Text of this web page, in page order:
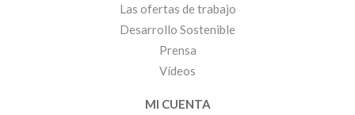
Las ofertas de trabajo
Desarrollo Sostenible
Prensa
Vídeos
MI CUENTA